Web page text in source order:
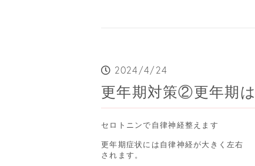
2024/4/24
更年期対策②更年期
セロトニンで自律神経整えます
更年期症状には自律神経が大きく左右
されます。